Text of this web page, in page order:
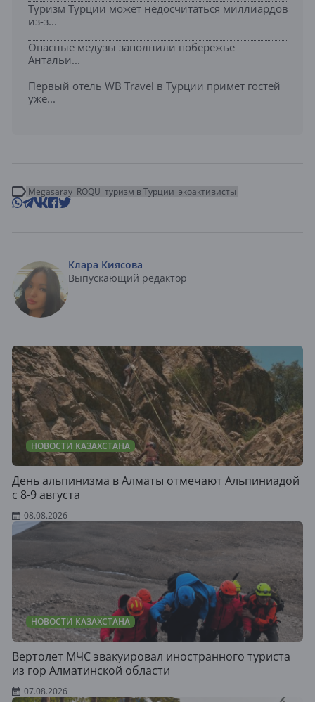
Туризм Турции может недосчитаться миллиардов
из-з...
Опасные медузы заполнили побережье
Антальи...
Первый отель WB Travel в Турции примет гостей
уже...
Megasaray ROQU туризм в Турции экоактивисты
Клара Киясова
Выпускающий редактор
НОВОСТИ КАЗАХСТАНА
День альпинизма в Алматы отмечают Альпиниадой
с 8-9 августа
08.08.2026
НОВОСТИ КАЗАХСТАНА
Вертолет МЧС эвакуировал иностранного туриста
из гор Алматинской области
07.08.2026